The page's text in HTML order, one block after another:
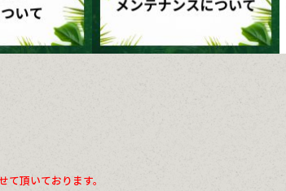
頂いております。